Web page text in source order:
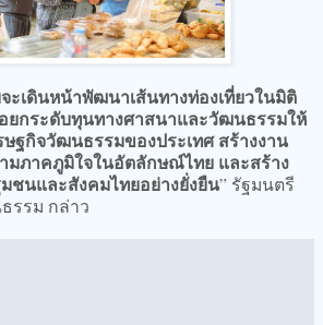
ะเดินหน้าพัฒนาเส้นทางท่องเที่ยวในมิติ
ยกระดับทุนทางศาสนาและวัฒนธรรมให้
ษฐกิจวัฒนธรรมของประเทศ สร้างงาน
มภาคภูมิใจในอัตลักษณ์ไทย และสร้าง
ชนและสังคมไทยอย่างยั่งยืน” รัฐมนตรี
รรม กล่าว